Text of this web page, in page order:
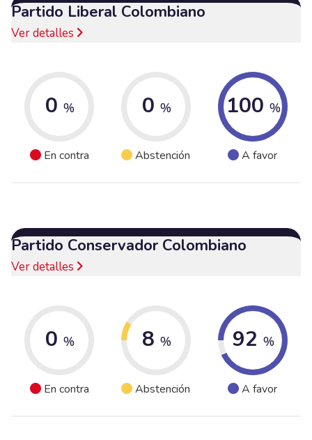
Partido Liberal Colombiano
Ver detalles
0 %
En contra
0 %
Abstención
100 %
A favor
Partido Conservador Colombiano
Ver detalles
0 %
En contra
8 %
Abstención
92 %
A favor